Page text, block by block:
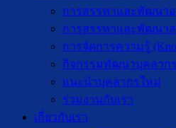
การสรรหาและพัฒนาอ
การสรรหาและพัฒนา
การจัดการความรู้
กิจกรรมพัฒนาบุคลากร
แนะนำบุคลากรใหม่
ร่วมงานกับเรา
เกี่ยวกับเรา